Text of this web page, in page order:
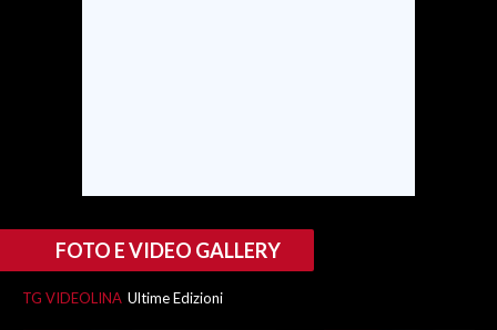
#CARAUNIONE
FOTO E VIDEO GALLERY
TG VIDEOLINA Ultime Edizioni